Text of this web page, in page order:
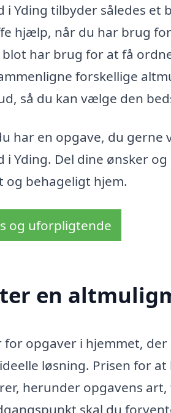
i Yding tilbyder således
hjælp, når du har brug
har brug for at få
forskellige
så du kan vælge den
har en opgave, du gerne
i Yding. Del dine ønsker
og behageligt hjem.
og uforpligtende
en
for opgaver i hjemmet,
løsning. Prisen for
herunder opgavens
skal du